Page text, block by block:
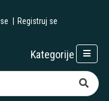
Registruj se
Kategorije